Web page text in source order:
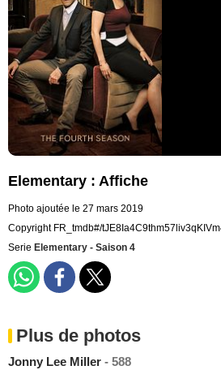
Elementary : Affiche
Photo ajoutée le 27 mars 2019
Copyright FR_tmdb#/
Serie Elementary - Saison 4
Plus de photos
Jonny Lee Miller - 588